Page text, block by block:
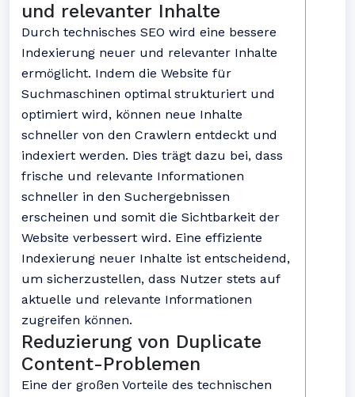
und relevanter Inhalte
Durch technisches SEO wird eine bessere
Indexierung neuer und relevanter Inhalte
ermöglicht. Indem die Website für
Suchmaschinen optimal strukturiert und
optimiert wird, können neue Inhalte
schneller von den Crawlern entdeckt und
indexiert werden. Dies trägt dazu bei, dass
frische und relevante Informationen
schneller in den Suchergebnissen
erscheinen und somit die Sichtbarkeit der
Website verbessert wird. Eine effiziente
Indexierung neuer Inhalte ist entscheidend,
um sicherzustellen, dass Nutzer stets auf
aktuelle und relevante Informationen
zugreifen können.
Reduzierung von Duplicate
Content-Problemen
Eine der großen Vorteile des technischen